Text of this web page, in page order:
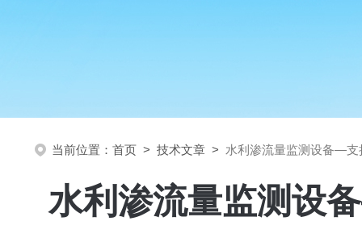
当前位置： 首页 > 技术文章 > 水利渗流量监测设备—支
水利渗流量监测设